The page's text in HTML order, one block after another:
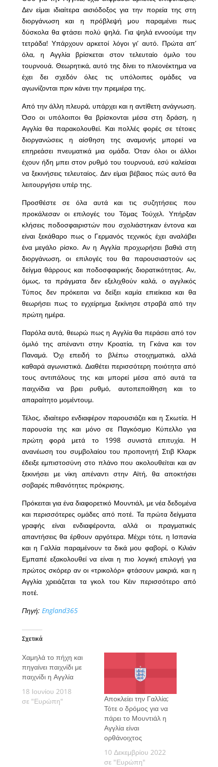
Δεν είμαι ιδιαίτερα αισιόδοξος για την πορεία της στη
διοργάνωση και η πρόβλεψή μου παραμένει πως
δύσκολα θα φτάσει πολύ ψηλά. Για ψηλά εννοούμε την
τετράδα! Υπάρχουν αρκετοί λόγοι γι’ αυτό. Πρώτα απ’
όλα, η Αγγλία βρίσκεται στον τελευταίο όμιλο του
τουρνουά. Θεωρητικά, αυτό της δίνει το πλεονέκτημα να
έχει δει σχεδόν όλες τις υπόλοιπες ομάδες να
αγωνίζονται πριν κάνει την πρεμιέρα της.
Από την άλλη πλευρά, υπάρχει και η αντίθετη ανάγνωση.
Όσο οι υπόλοιποι θα βρίσκονται μέσα στη δράση, η
Αγγλία θα παρακολουθεί. Και πολλές φορές σε τέτοιες
διοργανώσεις η αίσθηση της αναμονής μπορεί να
επηρεάσει πνευματικά μια ομάδα. Όταν όλοι οι άλλοι
έχουν ήδη μπει στον ρυθμό του τουρνουά, εσύ καλείσαι
να ξεκινήσεις τελευταίος. Δεν είμαι βέβαιος πώς αυτό θα
λειτουργήσει υπέρ της.
Προσθέστε σε όλα αυτά και τις συζητήσεις που
προκάλεσαν οι επιλογές του Τόμας Τούχελ. Υπήρξαν
κλήσεις ποδοσφαιριστών που σχολιάστηκαν έντονα και
είναι ξεκάθαρο πως ο Γερμανός τεχνικός έχει αναλάβει
ένα μεγάλο ρίσκο. Αν η Αγγλία προχωρήσει βαθιά στη
διοργάνωση, οι επιλογές του θα παρουσιαστούν ως
δείγμα θάρρους και ποδοσφαιρικής διορατικότητας. Αν,
όμως, τα πράγματα δεν εξελιχθούν καλά, ο αγγλικός
Τύπος δεν πρόκειται να δείξει καμία επιείκεια και θα
θεωρήσει πως το εγχείρημα ξεκίνησε στραβά από την
πρώτη ημέρα.
Παρόλα αυτά, θεωρώ πως η Αγγλία θα περάσει από τον
όμιλό της απέναντι στην Κροατία, τη Γκάνα και τον
Παναμά. Όχι επειδή το βλέπω στοιχηματικά, αλλά
καθαρά αγωνιστικά. Διαθέτει περισσότερη ποιότητα από
τους αντιπάλους της και μπορεί μέσα από αυτά τα
παιχνίδια να βρει ρυθμό, αυτοπεποίθηση και το
απαραίτητο μομέντουμ.
Τέλος, ιδιαίτερο ενδιαφέρον παρουσιάζει και η Σκωτία. Η
παρουσία της και μόνο σε Παγκόσμιο Κύπελλο για
πρώτη φορά μετά το 1998 συνιστά επιτυχία. Η
ανανέωση του συμβολαίου του προπονητή Στιβ Κλαρκ
έδειξε εμπιστοσύνη στο πλάνο που ακολουθείται και αν
ξεκινήσει με νίκη απέναντι στην Αϊτή, θα αποκτήσει
σοβαρές πιθανότητες πρόκρισης.
Πρόκειται για ένα διαφορετικό Μουντιάλ, με νέα δεδομένα
και περισσότερες ομάδες από ποτέ. Τα πρώτα δείγματα
γραφής είναι ενδιαφέροντα, αλλά οι πραγματικές
απαντήσεις θα έρθουν αργότερα. Μέχρι τότε, η Ισπανία
και η Γαλλία παραμένουν τα δικά μου φαβορί, ο Κιλιάν
Εμπαπέ εξακολουθεί να είναι η πιο λογική επιλογή για
πρώτος σκόρερ αν οι «τρικολόρ» φτάσουν μακριά, και η
Αγγλία χρειάζεται τα γκολ του Κέιν περισσότερο από
ποτέ.
Πηγή: England365
Σχετικά
Χαμηλά το πήχη και
πηγαίνει παιχνίδι με
παιχνίδι η Αγγλία
18 Ιουνίου 2018
σε "Ευρώπη"
Αποκλείει την Γαλλία;
Τότε ο δρόμος για να
πάρει το Μουντιάλ η
Αγγλία είναι
ορθάνοιχτος
10 Δεκεμβρίου 2022
σε "Ευρώπη"